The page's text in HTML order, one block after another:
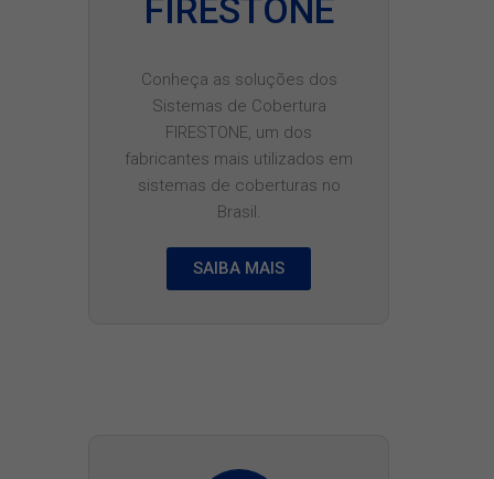
FIRESTONE
Conheça as soluções dos
Sistemas de Cobertura
FIRESTONE, um dos
fabricantes mais utilizados em
sistemas de coberturas no
Brasil.
SAIBA MAIS